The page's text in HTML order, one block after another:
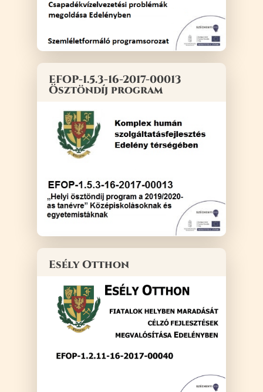
EFOP-1.5.3-16-2017-00013
Ösztöndíj program
Esély Otthon